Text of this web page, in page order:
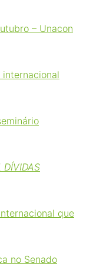
– Unacon
DÍVIDAS
que
no Senado